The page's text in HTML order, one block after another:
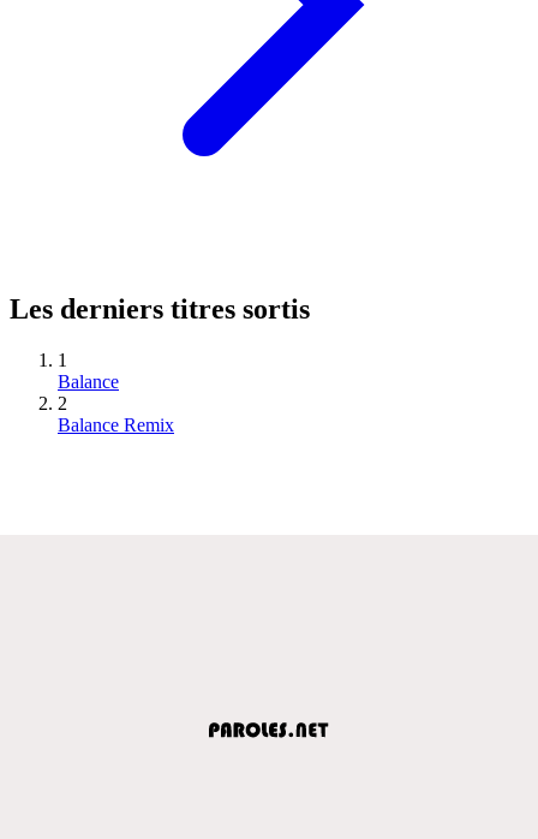
Les derniers titres sortis
1
Balance
2
Balance Remix